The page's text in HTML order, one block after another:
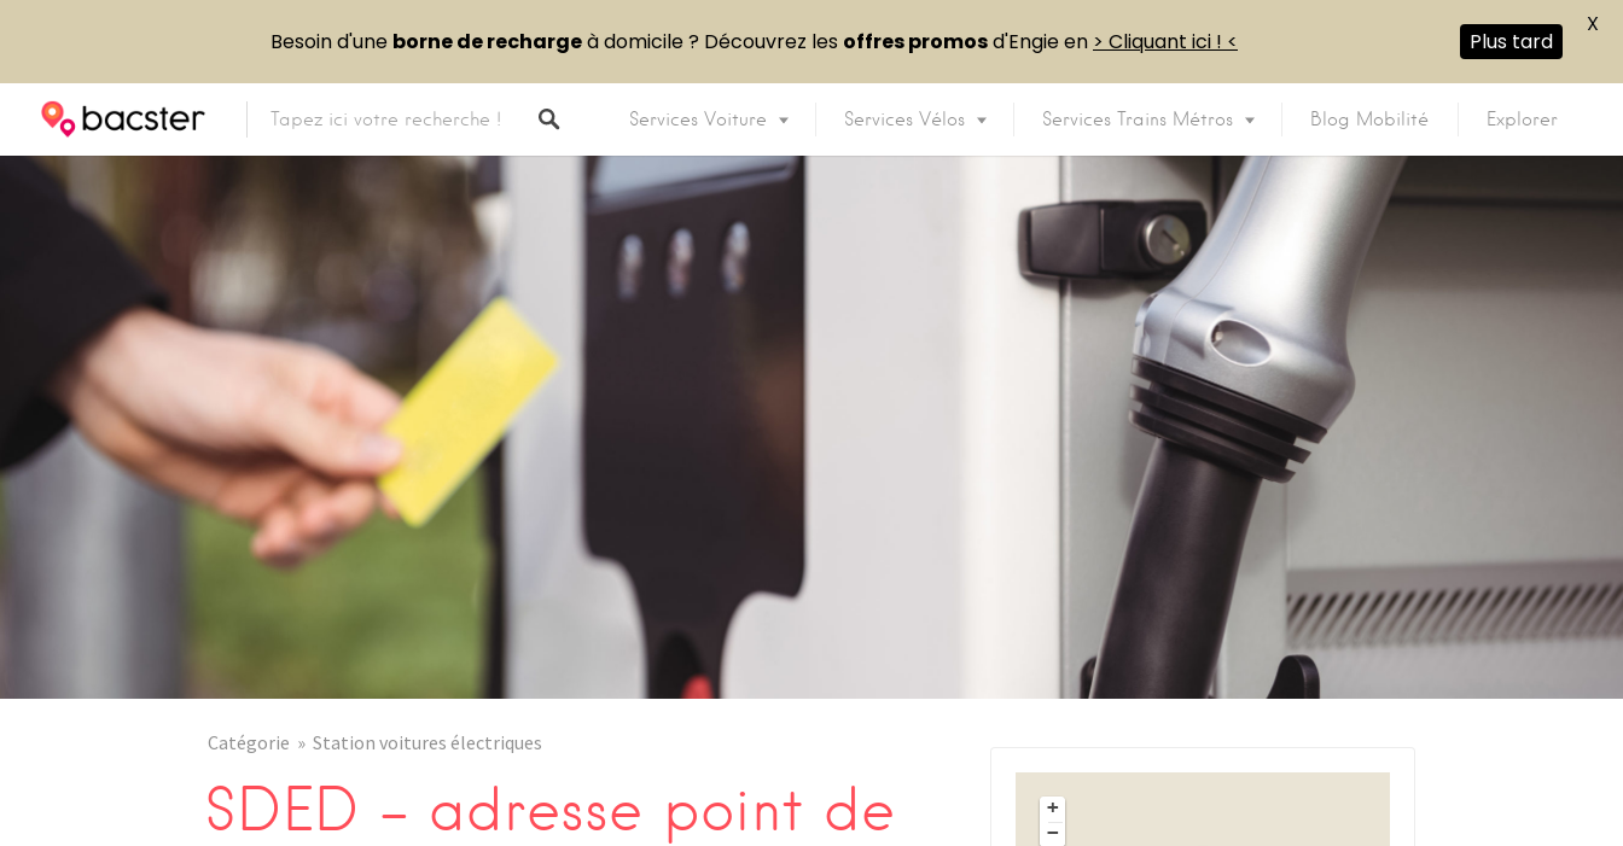
Services Voiture Services Vélos Services Trains Métros Blog Mobilité Explorer
Catégorie Station voitures électriques
SDED – adresse point de
+
−
Besoin d'une borne de rechargeà domicile ? Découvrez les offres promosd'Engie en > Cliquant ici ! < Plus tard
X